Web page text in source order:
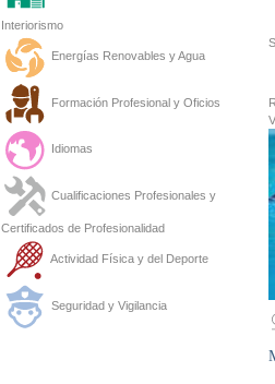
Interiorismo
Energías Renovables y Agua
Formación Profesional y Oficios
Idiomas
Cualificaciones Profesionales y
Certificados de Profesionalidad
Actividad Física y del Deporte
Seguridad y Vigilancia